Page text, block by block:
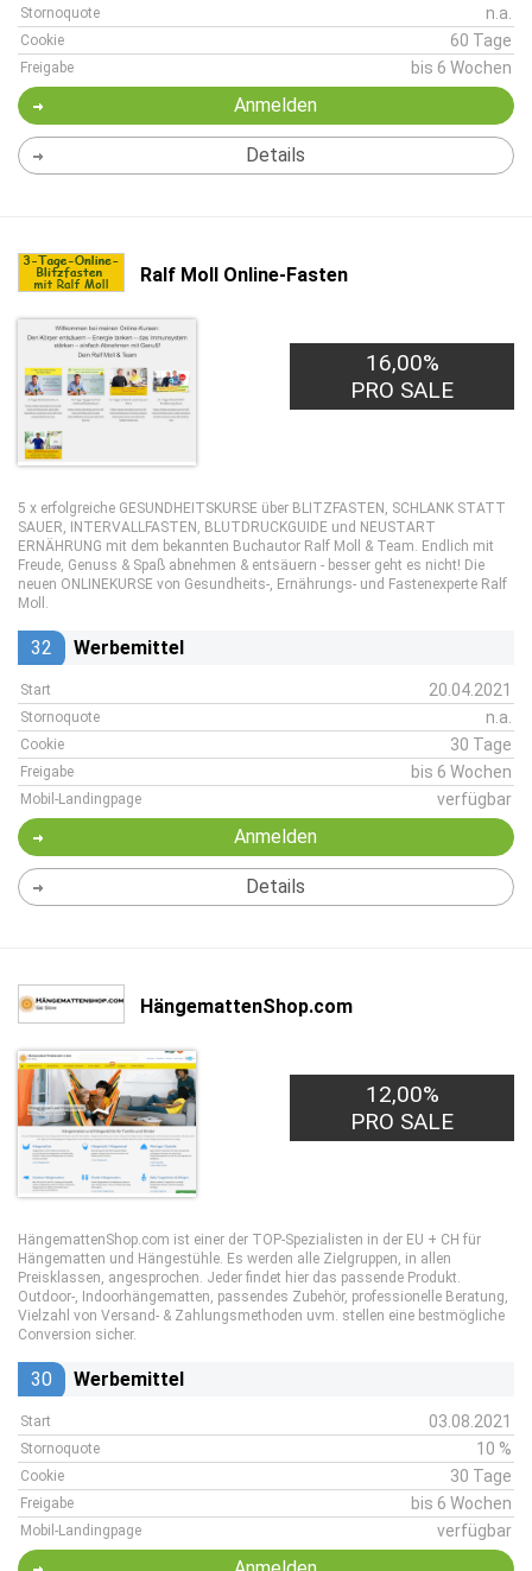
Stornoquote n.a.
Cookie 60 Tage
Freigabe bis 6 Wochen
Anmelden
Details
Ralf Moll Online-Fasten
16,00%
PRO SALE
5 x erfolgreiche GESUNDHEITSKURSE über BLITZFASTEN, SCHLANK STATT
SAUER, INTERVALLFASTEN, BLUTDRUCKGUIDE und NEUSTART
ERNÄHRUNG mit dem bekannten Buchautor Ralf Moll & Team. Endlich mit
Freude, Genuss & Spaß abnehmen & entsäuern - besser geht es nicht! Die
neuen ONLINEKURSE von Gesundheits-, Ernährungs- und Fastenexperte Ralf
Moll.
32 Werbemittel
Start 20.04.2021
Stornoquote n.a.
Cookie 30 Tage
Freigabe bis 6 Wochen
Mobil-Landingpage verfügbar
Anmelden
Details
HängemattenShop.com
12,00%
PRO SALE
HängemattenShop.com ist einer der TOP-Spezialisten in der EU + CH für
Hängematten und Hängestühle. Es werden alle Zielgruppen, in allen
Preisklassen, angesprochen. Jeder findet hier das passende Produkt.
Outdoor-, Indoorhängematten, passendes Zubehör, professionelle Beratung,
Vielzahl von Versand- & Zahlungsmethoden uvm. stellen eine bestmögliche
Conversion sicher.
30 Werbemittel
Start 03.08.2021
Stornoquote 10 %
Cookie 30 Tage
Freigabe bis 6 Wochen
Mobil-Landingpage verfügbar